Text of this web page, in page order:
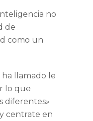
no
de
como un
ha llamado le
lo que
diferentes»
centrate en